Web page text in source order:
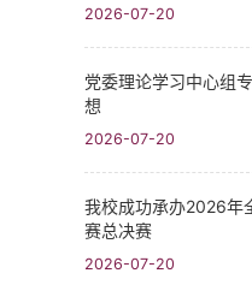
2026-07-20
党委理论学习中心组
想
2026-07-20
我校成功承办2026年
赛总决赛
2026-07-20